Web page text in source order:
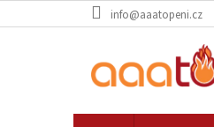
na
info@aaatopeni.cz